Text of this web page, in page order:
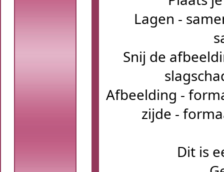
Lagen -
Snij de
Afbeelding -
zijde -
Dit is